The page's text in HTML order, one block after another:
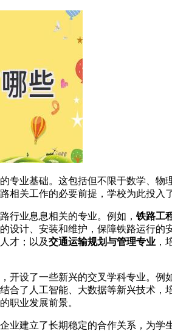
的专业基础。这包括但不限于数学、
相关工作的必要前提，学校为此投
行业息息相关的专业。例如， 铁路工
设计、安装和维护，保障铁路运行的
才；以及交通运输规划与管理专业 ，
开设了一些新兴的交叉学科专业。例
合了人工智能、大数据等新兴技术
职业发展前景。
业建立了长期稳定的合作关系，为